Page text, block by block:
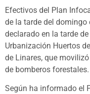
Efectivos del Plan
de la tarde del
declarado en la tarde
Urbanización Huertos
de Linares, que
de bomberos forestales.
Según ha informado el